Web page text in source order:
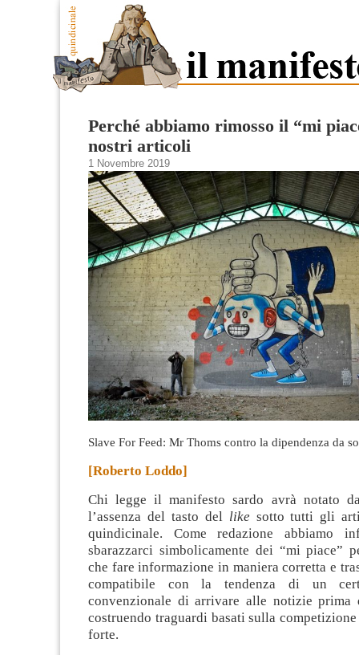
Perché abbiamo rimosso il “mi
nostri articoli
1 Novembre 2019
Slave For Feed: Mr Thoms contro la dipendenza da
[Roberto Loddo]
Chi legge il manifesto sardo avrà notato
l’assenza del tasto del like sotto tutti gli
quindicinale. Come redazione abbiamo
sbarazzarci simbolicamente dei “mi piace”
che fare informazione in maniera corretta e
compatibile con la tendenza di un
convenzionale di arrivare alle notizie
costruendo traguardi basati sulla
forte.